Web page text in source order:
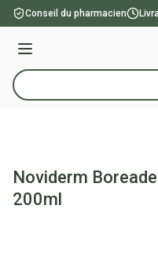
Aller au contenu
Conseil du pharmacien
Menu
Rechercher
Noviderm
200ml